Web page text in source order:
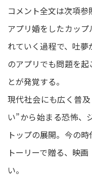
コメント全文は次項参
アプリ婚をしたカッ
れていく過程で、吐
のアプリでも問題を
とが発覚する。
現代社会にも広く普
い”から始まる恐怖、
トップの展開。今の
トーリーで贈る、映
い。